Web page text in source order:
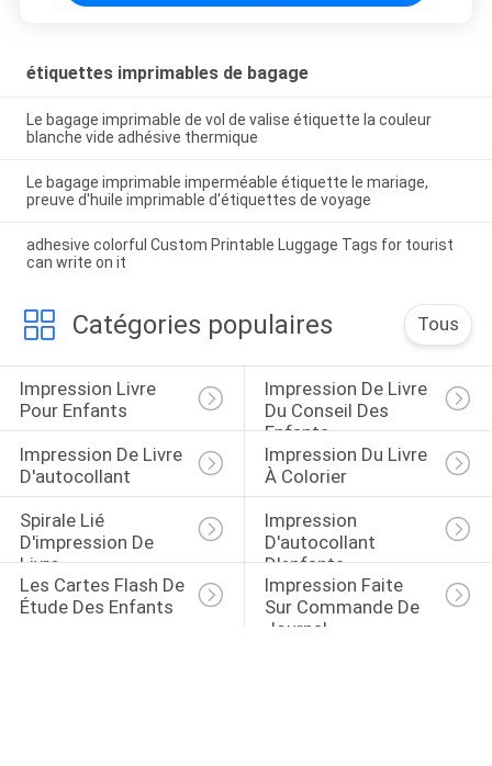
étiquettes imprimables de bagage
Le bagage imprimable de vol de valise étiquette la couleur
blanche vide adhésive thermique
Le bagage imprimable imperméable étiquette le mariage,
preuve d'huile imprimable d'étiquettes de voyage
adhesive colorful Custom Printable Luggage Tags for tourist
can write on it
Catégories populaires Tous
Impression Livre
Pour Enfants
Impression De Livre
Du Conseil Des
Enfants
Impression De Livre
D'autocollant
Impression Du Livre
À Colorier
Spirale Lié
D'impression De
Livre
Impression
D'autocollant
D'enfants
Les Cartes Flash De
Étude Des Enfants
Impression Faite
Sur Commande De
Journal